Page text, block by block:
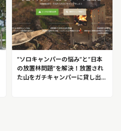
“ソロキャンパーの悩み”と“日本
の放置林問題”を解決！放置され
た山をガチキャンパーに貸し出せ